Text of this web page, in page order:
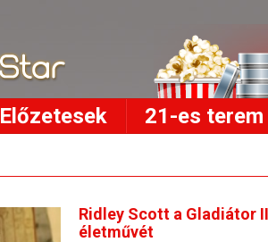
Előzetesek 21-es terem
Ridley Scott a Gladiátor
életművét